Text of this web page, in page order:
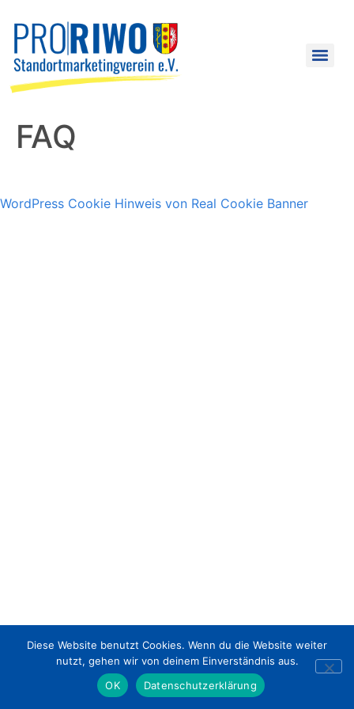
FAQ
WordPress Cookie Hinweis von Real Cookie Banner
Diese Website benutzt Cookies. Wenn du die Website weiter
nutzt, gehen wir von deinem Einverständnis aus.
OK
Datenschutzerklärung